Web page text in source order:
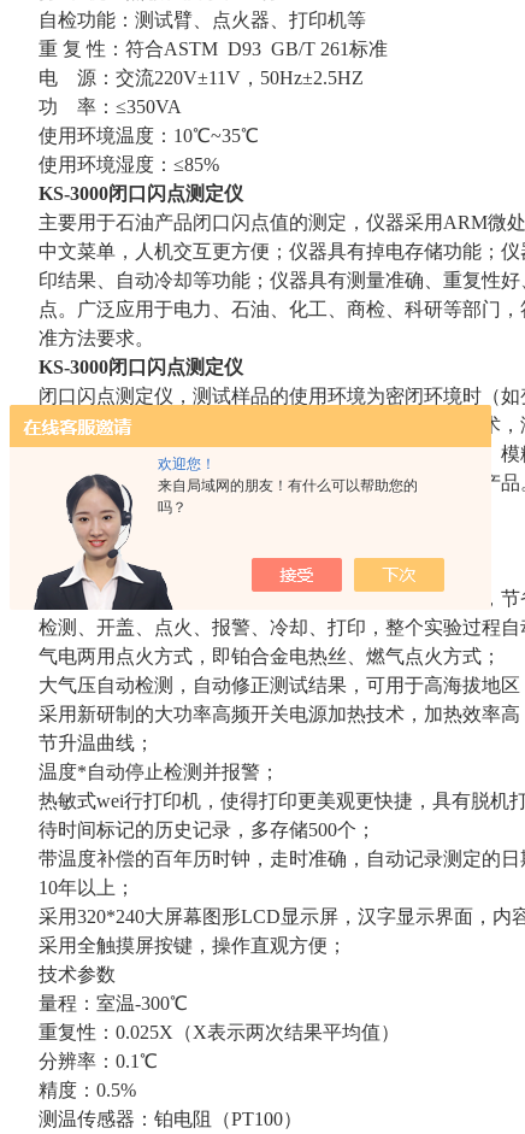
欢迎您！
来自局域网的朋友！有什么可以帮助您的
吗？
自检功能：测试臂、点火器、打印机等
重 复 性：符合ASTM D93 GB/T 261标准
电 源：交流220V±11V，50Hz±2.5HZ
功 率：≤350VA
使用环境温度：10℃~35℃
使用环境湿度：≤85%
KS-3000闭口闪点测定仪
主要用于石油产品闭口闪点值的测定，仪器采用ARM微
中文菜单，人机交互更方便；仪器具有掉电存储功能；
印结果、自动冷却等功能；仪器具有测量准确、重复性
点。广泛应用于电力、石油、化工、商检、科研等部门，
准方法要求。
KS-3000闭口闪点测定仪
闭口闪点测定仪，测试样品的使用环境为密闭环境时（
闪点值。以触摸屏代替键盘操作，采用国外的精良技术
话界面，全屏触摸按键提示输入，方便快捷，开放式、
合国标、美国、欧盟等标准。是理想的进口仪器替代产
石油行业及科研部门等。
特点
采用新型高速数字信号处理器，工作可靠精度高；
一台主机可同时控制多台测试炉进行多个样品的测试，节
检测、开盖、点火、报警、冷却、打印，整个实验过程自
气电两用点火方式，即铂合金电热丝、燃气点火方式；
大气压自动检测，自动修正测试结果，可用于高海拔地区
采用新研制的大功率高频开关电源加热技术，加热效率
节升温曲线；
温度*自动停止检测并报警；
热敏式wei行打印机，使得打印更美观更快捷，具有脱机
待时间标记的历史记录，多存储500个；
带温度补偿的百年历时钟，走时准确，自动记录测定的
10年以上；
采用320*240大屏幕图形LCD显示屏，汉字显示界面，内
采用全触摸屏按键，操作直观方便；
技术参数
量程：室温-300℃
重复性：0.025X（X表示两次结果平均值）
分辨率：0.1℃
精度：0.5%
测温传感器：铂电阻（PT100）